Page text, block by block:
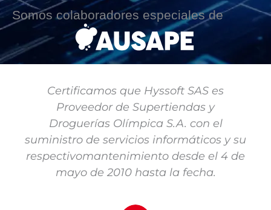
Somos colaboradores especiales de
Certificamos que Hyssoft SAS es
Proveedor de Supertiendas y
Droguerías Olímpica S.A. con el
suministro de servicios informáticos y su
respectivomantenimiento desde el 4 de
mayo de 2010 hasta la fecha.